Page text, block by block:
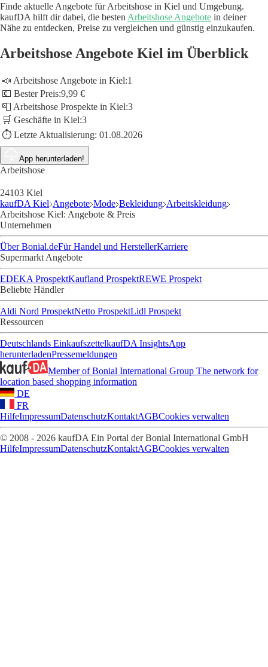
Finde aktuelle Angebote für Arbeitshose in Kiel und Umgebung.
kaufDA hilft dir dabei, die besten Arbeitshose Angebote in deiner
Nähe zu entdecken, Preise zu vergleichen und günstig einzukaufen.
Arbeitshose Angebote Kiel im Überblick
📣 Arbeitshose Angebote in Kiel:1
💶 Bester Preis:9,99 €
📮 Arbeitshose Prospekte in Kiel:3
🛒 Geschäfte in Kiel:3
⏱️ Letzte Aktualisierung: 01.08.2026
App herunterladen!
Arbeitshose
24103 Kiel
kaufDA Kiel Angebote Mode Bekleidung Arbeitskleidung
Arbeitshose Kiel: Angebote & Preis
Unternehmen
Über Bonial.deFür Handel und HerstellerKarriere
Supermarkt Angebote
EDEKA ProspektKaufland ProspektREWE Prospekt
Beliebte Händler
Aldi Nord ProspektNetto ProspektLidl Prospekt
Ressourcen
Deutschlands EinkaufszettelkaufDA InsightsApp
herunterladenPressemeldungen
Member of Bonial International Group The network for
location based shopping information
DE
FR
HilfeImpressumDatenschutzKontaktAGBCookies verwalten
© 2008 - 2026 kaufDA Ein Portal der Bonial International GmbH
HilfeImpressumDatenschutzKontaktAGBCookies verwalten